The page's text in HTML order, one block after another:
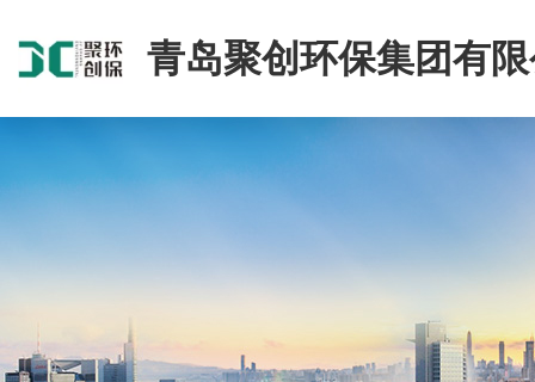
青岛聚创环保集团有